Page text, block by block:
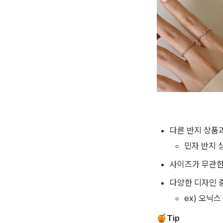
다른 반지 상품
민자 반지
사이즈가 무관
다양한 디자인
ex) 오닉스
🍯 Tip